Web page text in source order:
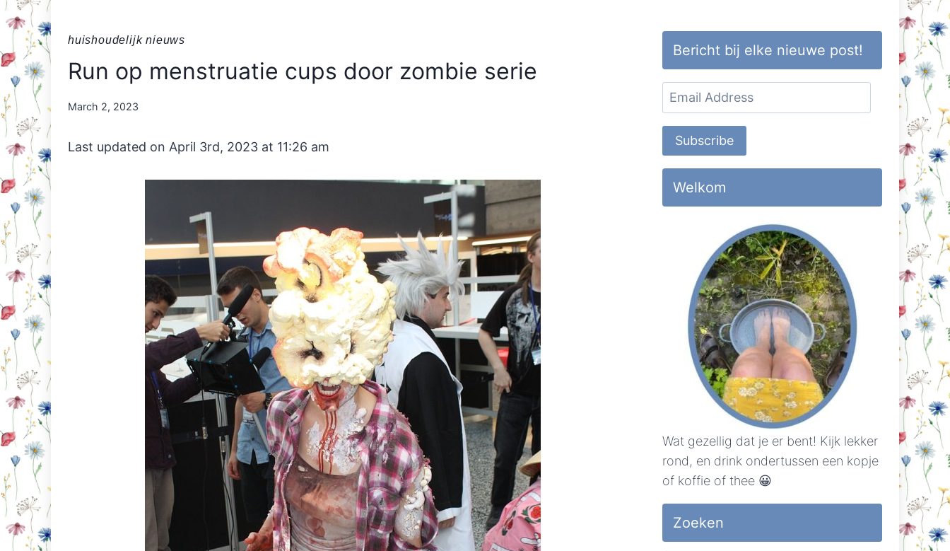
huishoudelijk nieuws
Run op menstruatie cups door zombie serie
By
March 2, 2023
Last updated on April 3rd, 2023 at 11:26 am
Bericht bij elke nieuwe post!
Email
Address
Subscribe
Welkom
Wat gezellig dat je er bent! Kijk lekker
rond, en drink ondertussen een kopje
of koffie of thee 😀
Zoeken